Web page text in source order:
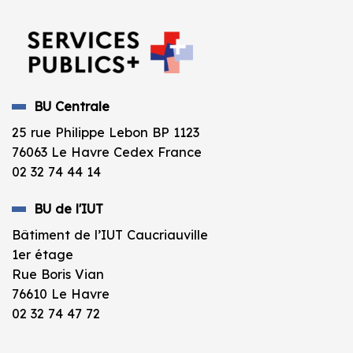
BU Centrale
25 rue Philippe Lebon BP 1123
76063 Le Havre Cedex France
02 32 74 44 14
BU de l'IUT
Bâtiment de l’IUT Caucriauville
1er étage
Rue Boris Vian
76610 Le Havre
02 32 74 47 72